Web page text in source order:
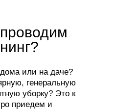
или на даче?
генеральную
уборку? Это к
приедем и